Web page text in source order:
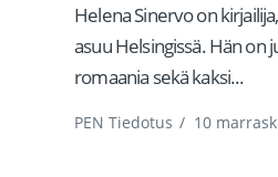
Helena Sinervo on
asuu Helsingissä. Hän on
romaania sekä kaksi...
PEN Tiedotus / 10